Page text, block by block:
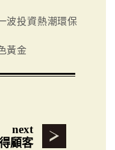
波投資熱潮環保
黃金
next
顧客